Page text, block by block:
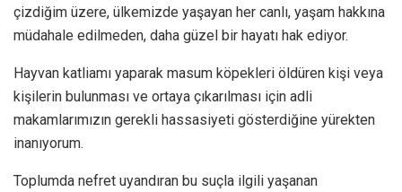
çizdiğim üzere, ülkemizde yaşayan her canlı, yaşam hakkına
müdahale edilmeden, daha güzel bir hayatı hak ediyor.
Hayvan katliamı yaparak masum köpekleri öldüren kişi veya
kişilerin bulunması ve ortaya çıkarılması için adli
makamlarımızın gerekli hassasiyeti gösterdiğine yürekten
inanıyorum.
Toplumda nefret uyandıran bu suçla ilgili yaşanan